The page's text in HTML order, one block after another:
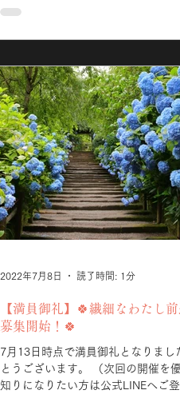
【満員御礼】🍀繊細なわたし前
募集開始！🍀
7月13日時点で満員御礼となりまし
とうございます。 （次回の開催を
知りになりたい方は公式LINEへご登
2022年7月8日 読了時間: 1分